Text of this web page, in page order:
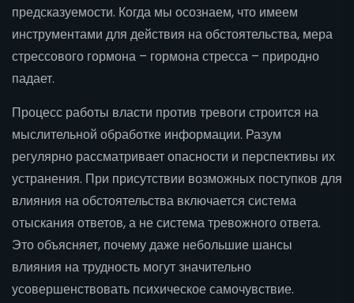
предсказуемости. Когда мы осознаем, что имеем
инструментами для действия на обстоятельства, мера
стрессового гормона – гормона стресса – природно
падает.
Процесс работы власти против тревоги строится на
мыслительной обработке информации. Разум
регулярно рассматривает опасности и перспективы их
устранения. При присутствии возможных поступков для
влияния на обстоятельства включается система
отыскания ответов, а не система тревожного ответа.
Это объясняет, почему даже небольшие шансы
влияния на трудность могут значительно
усовершенствовать психическое самочувствие.